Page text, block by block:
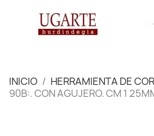
INICIO HERRAMIENTA DE
90B:. CON AGUJERO. CM 1